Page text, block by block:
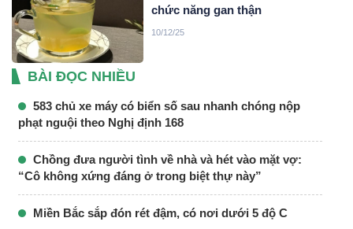
chức năng gan thận
10/12/25
BÀI ĐỌC NHIỀU
583 chủ xe máy có biển số sau nhanh chóng nộp
phạt nguội theo Nghị định 168
Chồng đưa người tình về nhà và hét vào mặt vợ:
“Cô không xứng đáng ở trong biệt thự này”
Miền Bắc sắp đón rét đậm, có nơi dưới 5 độ C